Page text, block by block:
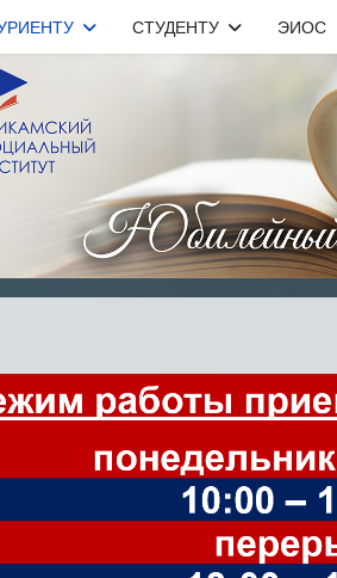
СТУДЕНТУ ЭИОС